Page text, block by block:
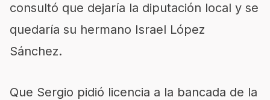
consultó que dejaría la diputación local y se
quedaría su hermano Israel López
Sánchez.
Que Sergio pidió licencia a la bancada de la